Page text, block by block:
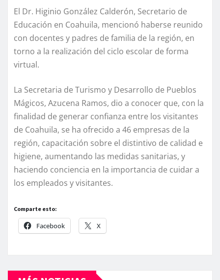
El Dr. Higinio González Calderón, Secretario de
Educación en Coahuila, mencionó haberse reunido
con docentes y padres de familia de la región, en
torno a la realización del ciclo escolar de forma
virtual.
La Secretaria de Turismo y Desarrollo de Pueblos
Mágicos, Azucena Ramos, dio a conocer que, con la
finalidad de generar confianza entre los visitantes
de Coahuila, se ha ofrecido a 46 empresas de la
región, capacitación sobre el distintivo de calidad e
higiene, aumentando las medidas sanitarias, y
haciendo conciencia en la importancia de cuidar a
los empleados y visitantes.
Comparte esto:
Facebook X